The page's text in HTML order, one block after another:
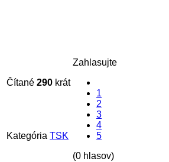
Čítané 290 krát
Zahlasujte
1
2
3
4
5
(0 hlasov)
Kategória TSK